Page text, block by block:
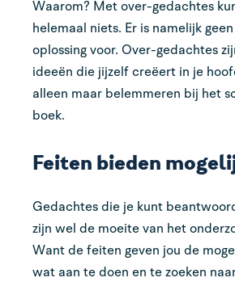
Waarom? Met over-gedachtes
helemaal niets. Er is namelijk
oplossing voor. Over-gedachtes
ideeën die jijzelf creëert in je
alleen maar belemmeren bij het
boek.
Feiten bieden
Gedachtes die je kunt
zijn wel de moeite van het
Want de feiten geven jou de
wat aan te doen en te zoeken